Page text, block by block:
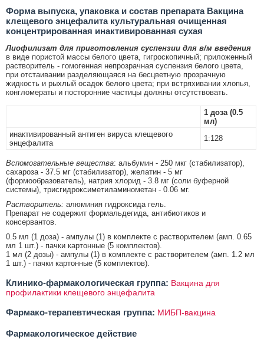
Форма выпуска, упаковка и состав препарата Вакцина
клещевого энцефалита культуральная очищенная
концентрированная инактивированная сухая
Лиофилизат для приготовления суспензии для в/м введения
в виде пористой массы белого цвета, гигроскопичный; приложенный
растворитель - гомогенная непрозрачная суспензия белого цвета,
при отстаивании разделяющаяся на бесцветную прозрачную
жидкость и рыхлый осадок белого цвета; при встряхивании хлопья,
конгломераты и посторонние частицы должны отсутствовать.
1 доза (0.5
мл)
инактивированный антиген вируса клещевого
энцефалита
1:128
Вспомогательные вещества: альбумин - 250 мкг (стабилизатор),
сахароза - 37.5 мг (стабилизатор), желатин - 5 мг
(формообразователь), натрия хлорид - 3.8 мг (соли буферной
системы), трисгидроксиметиламинометан - 0.06 мг.
Растворитель: алюминия гидроксида гель.
Препарат не содержит формальдегида, антибиотиков и
консервантов.
0.5 мл (1 доза) - ампулы (1) в комплекте с растворителем (амп. 0.65
мл 1 шт.) - пачки картонные (5 комплектов).
1 мл (2 дозы) - ампулы (1) в комплекте с растворителем (амп. 1.2 мл
1 шт.) - пачки картонные (5 комплектов).
Клинико-фармакологическая группа: Вакцина для
профилактики клещевого энцефалита
Фармако-терапевтическая группа: МИБП-вакцина
Фармакологическое действие